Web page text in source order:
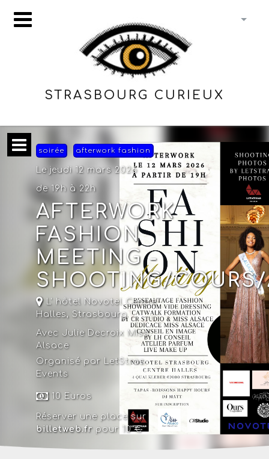
STRASBOURG CURIEUX
soirée afterwork fashion
Le jeudi 12 mars 2026
de 19h à 22h
AFTERWORK
FASHION
MEETING -
SHOOTING/
L' hôtel Novotel Centre
Halles, Strasbourg
Avec Julie Decroix Miss
Alsace
Organisé par LetStras
Events
10 Euros
Réserver une place sur
billetweb.fr pour 10 €